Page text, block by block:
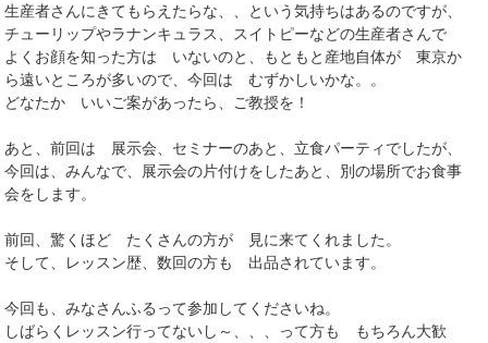
生産者さんにきてもらえたらな、、という気持ちはあるのですが、
チューリップやラナンキュラス、スイトピーなどの生産者さんで
よくお顔を知った方は いないのと、もともと産地自体が 東京か
ら遠いところが多いので、今回は むずかしいかな。。
どなたか いいご案があったら、ご教授を！
あと、前回は 展示会、セミナーのあと、立食パーティでしたが、
今回は、みんなで、展示会の片付けをしたあと、別の場所でお食事
会をします。
前回、驚くほど たくさんの方が 見に来てくれました。
そして、レッスン歴、数回の方も 出品されています。
今回も、みなさんふるって参加してくださいね。
しばらくレッスン行ってないし～、、、って方も もちろん大歓